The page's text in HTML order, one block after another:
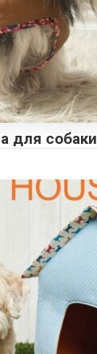
для собаки